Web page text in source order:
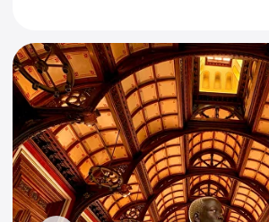
Новый 16-ядерный нейронный движок
стал быстрее и эффективнее,
значительно усиливая Apple Intelligence.
Новый 6-ядерный процессор,самый
быстрый среди смартфонов,
справляется с сложными задачами,
потребляя меньше энергии.